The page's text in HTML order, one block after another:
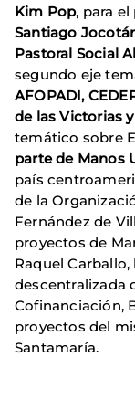
Kim Pop, para
Santiago
Pastoral Social
segundo eje
AFOPADI,
de las Victorias
temático sobre
parte de Manos
país
de la
Fernández de
proyectos de
Raquel
descentralizada
Cofinanciación,
proyectos del
Santamaría.